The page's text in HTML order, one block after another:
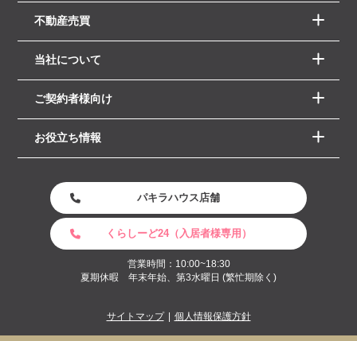
不動産売買
当社について
ご契約者様向け
お役立ち情報
パキラハウス店舗
くらしーど24（入居者様専用）
営業時間：10:00~18:30
夏期休暇 年末年始、第3水曜日 (繁忙期除く)
サイトマップ 個人情報保護方針